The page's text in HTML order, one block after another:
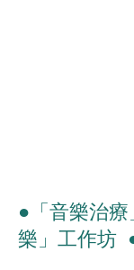
●「音樂治
樂」工作坊